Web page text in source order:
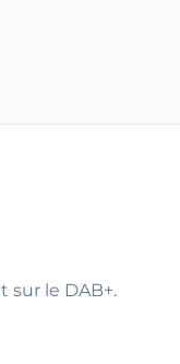
sur le DAB+.